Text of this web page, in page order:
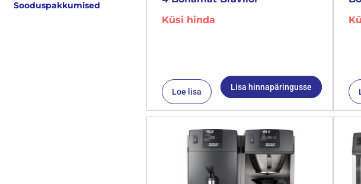
Sooduspakkumised
Küsi hinda
Loe lisa Lisa hinnapäringusse